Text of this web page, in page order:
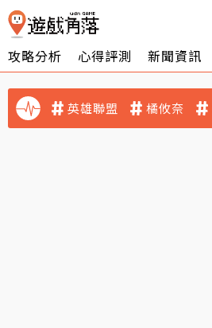
攻略分析 心得評測 新聞資訊
英雄聯盟 橘攸奈